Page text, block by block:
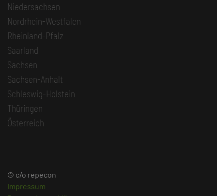
Niedersachsen
Nordrhein-Westfalen
Rheinland-Pfalz
Saarland
Sachsen
Sachsen-Anhalt
Schleswig-Holstein
Thüringen
Österreich
© c/o repecon
Impressum